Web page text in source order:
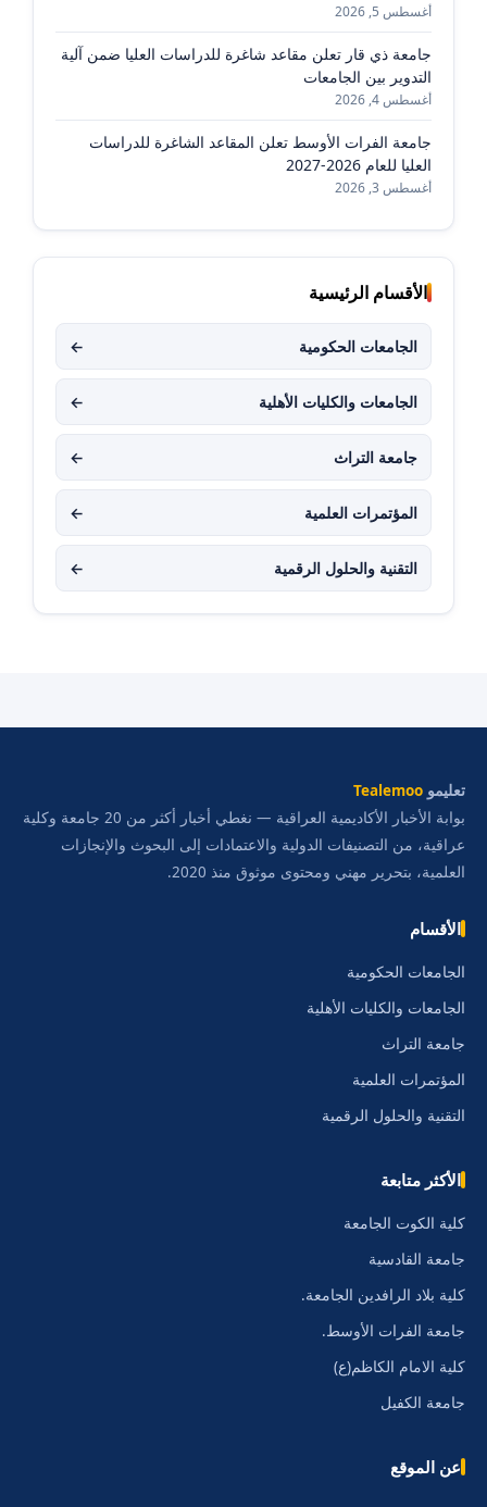
أغسطس 5, 2026
جامعة ذي قار تعلن مقاعد شاغرة للدراسات العليا ضمن آلية
التدوير بين الجامعات
أغسطس 4, 2026
جامعة الفرات الأوسط تعلن المقاعد الشاغرة للدراسات
العليا للعام 2026-2027
أغسطس 3, 2026
الأقسام الرئيسية
الجامعات الحكومية ←
الجامعات والكليات الأهلية ←
جامعة التراث ←
المؤتمرات العلمية ←
التقنية والحلول الرقمية ←
تعليمو Tealemoo
بوابة الأخبار الأكاديمية العراقية — نغطي أخبار أكثر من 20 جامعة وكلية
عراقية، من التصنيفات الدولية والاعتمادات إلى البحوث والإنجازات
العلمية، بتحرير مهني ومحتوى موثوق منذ 2020.
الأقسام
الجامعات الحكومية
الجامعات والكليات الأهلية
جامعة التراث
المؤتمرات العلمية
التقنية والحلول الرقمية
الأكثر متابعة
كلية الكوت الجامعة
جامعة القادسية
كلية بلاد الرافدين الجامعة.
جامعة الفرات الأوسط.
كلية الامام الكاظم(ع)
جامعة الكفيل
عن الموقع